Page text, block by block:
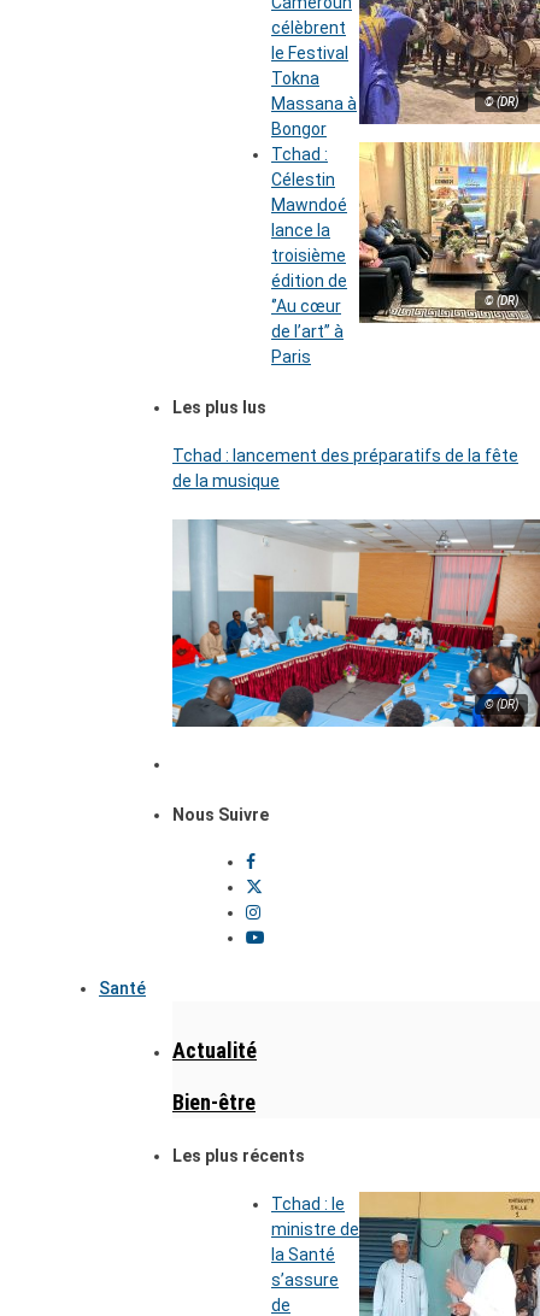
© (DR)
célèbrent
le Festival
Tokna
Massana à
Bongor
© (DR)
Tchad :
Célestin
Mawndoé
lance la
troisième
édition de
‘’Au cœur
de l’art’’ à
Paris
Les plus lus
Tchad : lancement des préparatifs de la fête
de la musique
© (DR)
Nous Suivre
Santé
Actualité
Bien-être
Les plus récents
Tchad : le
ministre de
la Santé
s’assure
de